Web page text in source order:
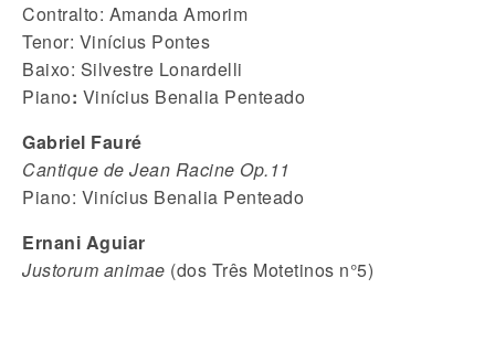
Contralto: Amanda Amorim
Tenor: Vinícius Pontes
Baixo: Silvestre Lonardelli
Piano: Vinícius Benalia Penteado
Gabriel Fauré
Cantique de Jean Racine Op.11
Piano: Vinícius Benalia Penteado
Ernani Aguiar
Justorum animae (dos Três Motetinos n°5)